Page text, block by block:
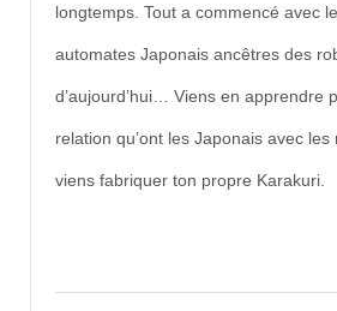
longtemps. Tout a commencé avec
automates Japonais ancêtres des
d’aujourd’hui… Viens en apprendre
relation qu’ont les Japonais avec
viens fabriquer ton propre Karakuri.